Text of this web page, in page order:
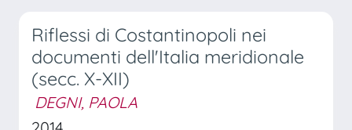
Riflessi di Costantinopoli nei
documenti dell'Italia meridionale
(secc. X-XII)
DEGNI, PAOLA